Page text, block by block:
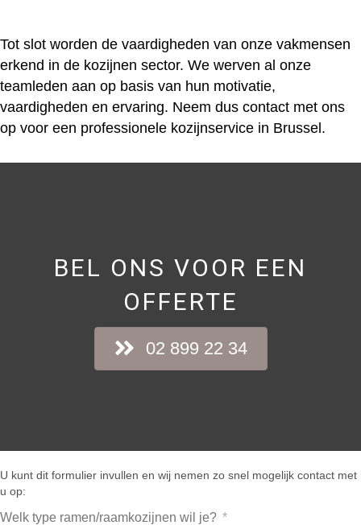
Tot slot worden de vaardigheden van onze vakmensen
erkend in de kozijnen sector. We werven al onze
teamleden aan op basis van hun motivatie,
vaardigheden en ervaring. Neem dus contact met ons
op voor een professionele kozijnservice in Brussel.
BEL ONS VOOR EEN
OFFERTE
02 899 22 34
U kunt dit formulier invullen en wij nemen zo snel mogelijk contact met
u op:
Welk type ramen/raamkozijnen wil je?